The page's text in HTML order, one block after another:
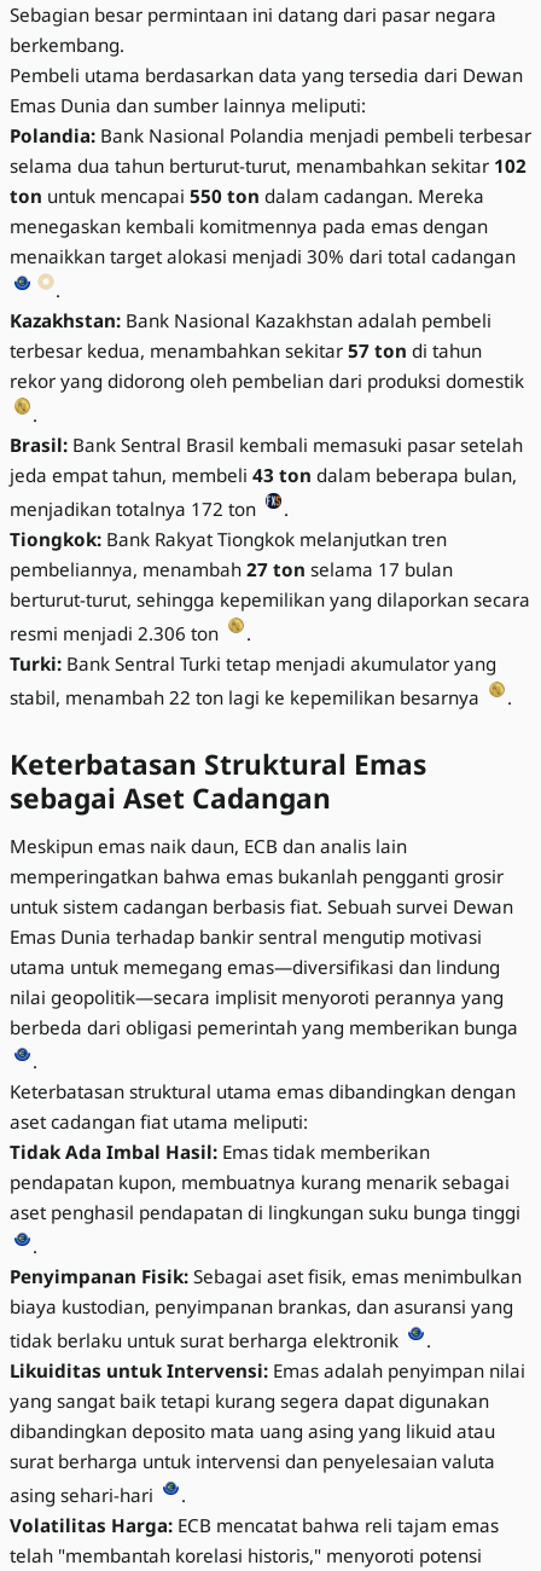
Sebagian besar permintaan ini datang dari pasar negara
berkembang.
Pembeli utama berdasarkan data yang tersedia dari Dewan
Emas Dunia dan sumber lainnya meliputi:
Polandia: Bank Nasional Polandia menjadi pembeli terbesar
selama dua tahun berturut-turut, menambahkan sekitar 102
ton untuk mencapai 550 ton dalam cadangan. Mereka
menegaskan kembali komitmennya pada emas dengan
menaikkan target alokasi menjadi 30% dari total cadangan
.
Kazakhstan: Bank Nasional Kazakhstan adalah pembeli
terbesar kedua, menambahkan sekitar 57 ton di tahun
rekor yang didorong oleh pembelian dari produksi domestik
.
Brasil: Bank Sentral Brasil kembali memasuki pasar setelah
jeda empat tahun, membeli 43 ton dalam beberapa bulan,
menjadikan totalnya 172 ton
.
Tiongkok: Bank Rakyat Tiongkok melanjutkan tren
pembeliannya, menambah 27 ton selama 17 bulan
berturut-turut, sehingga kepemilikan yang dilaporkan secara
resmi menjadi 2.306 ton
.
Turki: Bank Sentral Turki tetap menjadi akumulator yang
stabil, menambah 22 ton lagi ke kepemilikan besarnya
.
Keterbatasan Struktural Emas
sebagai Aset Cadangan
Meskipun emas naik daun, ECB dan analis lain
memperingatkan bahwa emas bukanlah pengganti grosir
untuk sistem cadangan berbasis fiat. Sebuah survei Dewan
Emas Dunia terhadap bankir sentral mengutip motivasi
utama untuk memegang emas—diversifikasi dan lindung
nilai geopolitik—secara implisit menyoroti perannya yang
berbeda dari obligasi pemerintah yang memberikan bunga
.
Keterbatasan struktural utama emas dibandingkan dengan
aset cadangan fiat utama meliputi:
Tidak Ada Imbal Hasil: Emas tidak memberikan
pendapatan kupon, membuatnya kurang menarik sebagai
aset penghasil pendapatan di lingkungan suku bunga tinggi
.
Penyimpanan Fisik: Sebagai aset fisik, emas menimbulkan
biaya kustodian, penyimpanan brankas, dan asuransi yang
tidak berlaku untuk surat berharga elektronik
.
Likuiditas untuk Intervensi: Emas adalah penyimpan nilai
yang sangat baik tetapi kurang segera dapat digunakan
dibandingkan deposito mata uang asing yang likuid atau
surat berharga untuk intervensi dan penyelesaian valuta
asing sehari-hari
.
Volatilitas Harga: ECB mencatat bahwa reli tajam emas
telah "membantah korelasi historis," menyoroti potensi